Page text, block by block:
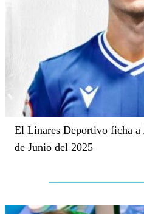
El Linares Deportivo ficha a
de Junio del 2025